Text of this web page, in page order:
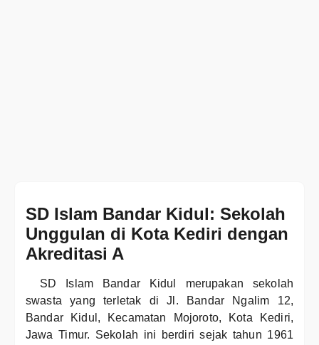
SD Islam Bandar Kidul: Sekolah
Unggulan di Kota Kediri dengan
Akreditasi A
SD Islam Bandar Kidul merupakan sekolah
swasta yang terletak di Jl. Bandar Ngalim 12,
Bandar Kidul, Kecamatan Mojoroto, Kota Kediri,
Jawa Timur. Sekolah ini berdiri sejak tahun 1961